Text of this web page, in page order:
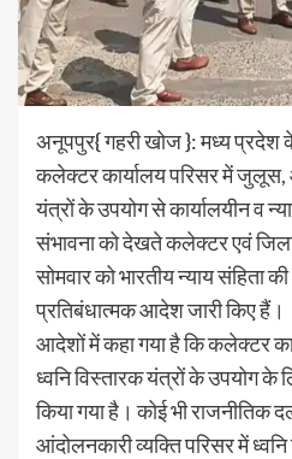
अनूपपुर{ गहरी खोज }: मध्य प्रदेश
कलेक्टर कार्यालय परिसर में
यंत्रों के उपयोग से कार्यालयीन व
संभावना को देखते कलेक्टर एवं
सोमवार को भारतीय न्याय संहिता
प्रतिबंधात्मक आदेश जारी किए हैं।
आदेशों में कहा गया है कि कलेक्टर
ध्वनि विस्तारक यंत्रों के उपयोग के
किया गया है। कोई भी राजनीतिक
आंदोलनकारी व्यक्ति परिसर में